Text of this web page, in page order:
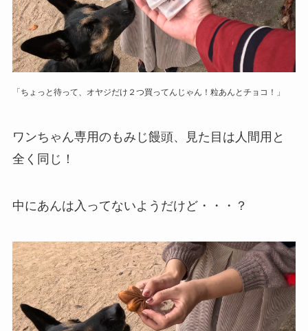
「ちょっと待って、オヤジだけ２つ買ってんじゃん！粒あんとチョコ！」
ワンちゃん専用のもみじ饅頭、見た目は人間用と
全く同じ！
中にあんは入ってないようだけど・・・？